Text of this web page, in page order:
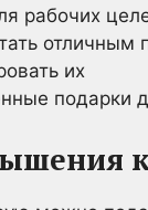
рабочих
отличным
их
подарки